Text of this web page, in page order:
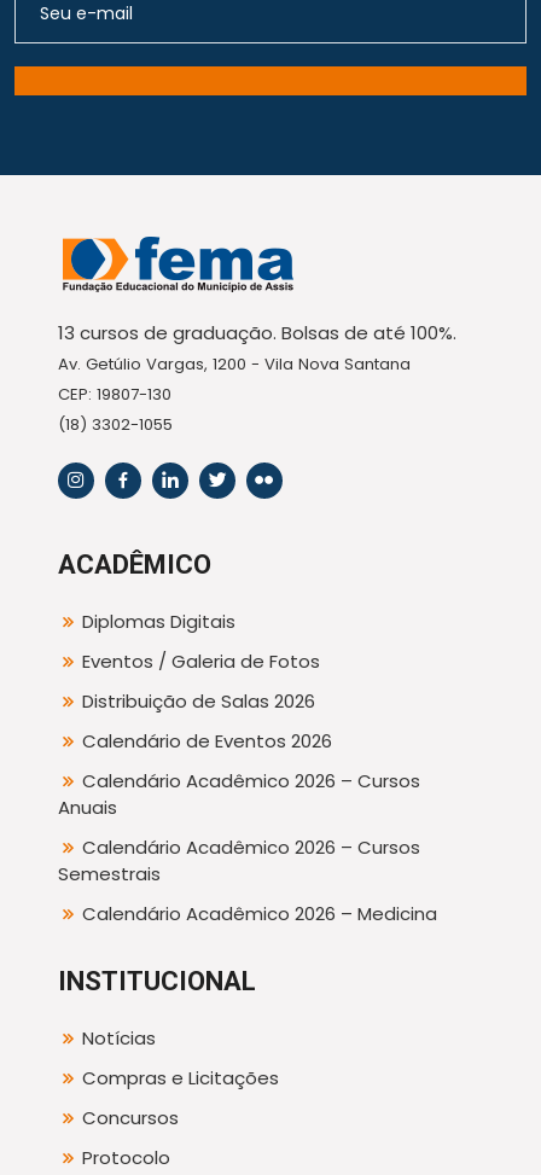
13 cursos de graduação. Bolsas de até 100%.
Av. Getúlio Vargas, 1200 - Vila Nova Santana
CEP: 19807-130
(18) 3302-1055
ACADÊMICO
Diplomas Digitais
Eventos / Galeria de Fotos
Distribuição de Salas 2026
Calendário de Eventos 2026
Calendário Acadêmico 2026 – Cursos
Anuais
Calendário Acadêmico 2026 – Cursos
Semestrais
Calendário Acadêmico 2026 – Medicina
INSTITUCIONAL
Notícias
Compras e Licitações
Concursos
Protocolo